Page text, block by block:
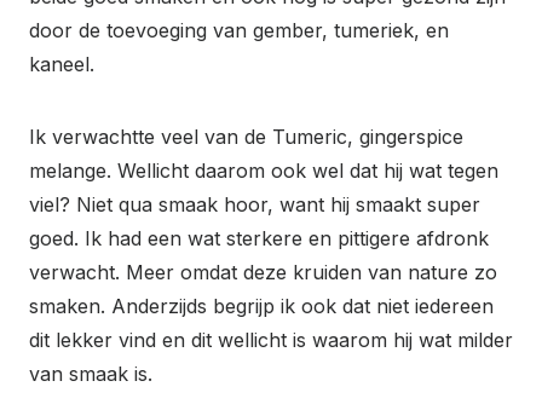
door de toevoeging van gember, tumeriek, en
kaneel.
Ik verwachtte veel van de Tumeric, gingerspice
melange. Wellicht daarom ook wel dat hij wat tegen
viel? Niet qua smaak hoor, want hij smaakt super
goed. Ik had een wat sterkere en pittigere afdronk
verwacht. Meer omdat deze kruiden van nature zo
smaken. Anderzijds begrijp ik ook dat niet iedereen
dit lekker vind en dit wellicht is waarom hij wat milder
van smaak is.